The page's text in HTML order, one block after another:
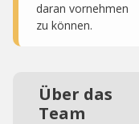
daran vornehmen
zu können.
Über das
Team